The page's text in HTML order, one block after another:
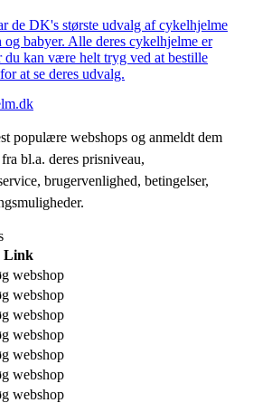
de DK's største udvalg af cykelhjelme
babyer. Alle deres cykelhjelme er
kan være helt tryg ved at bestille
at se deres udvalg.
populære webshops og anmeldt dem
bl.a. deres prisniveau,
brugervenlighed, betingelser,
Link
webshop
webshop
webshop
webshop
webshop
webshop
webshop